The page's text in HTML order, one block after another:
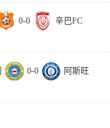
0-0
辛巴FC
0-0
阿斯旺